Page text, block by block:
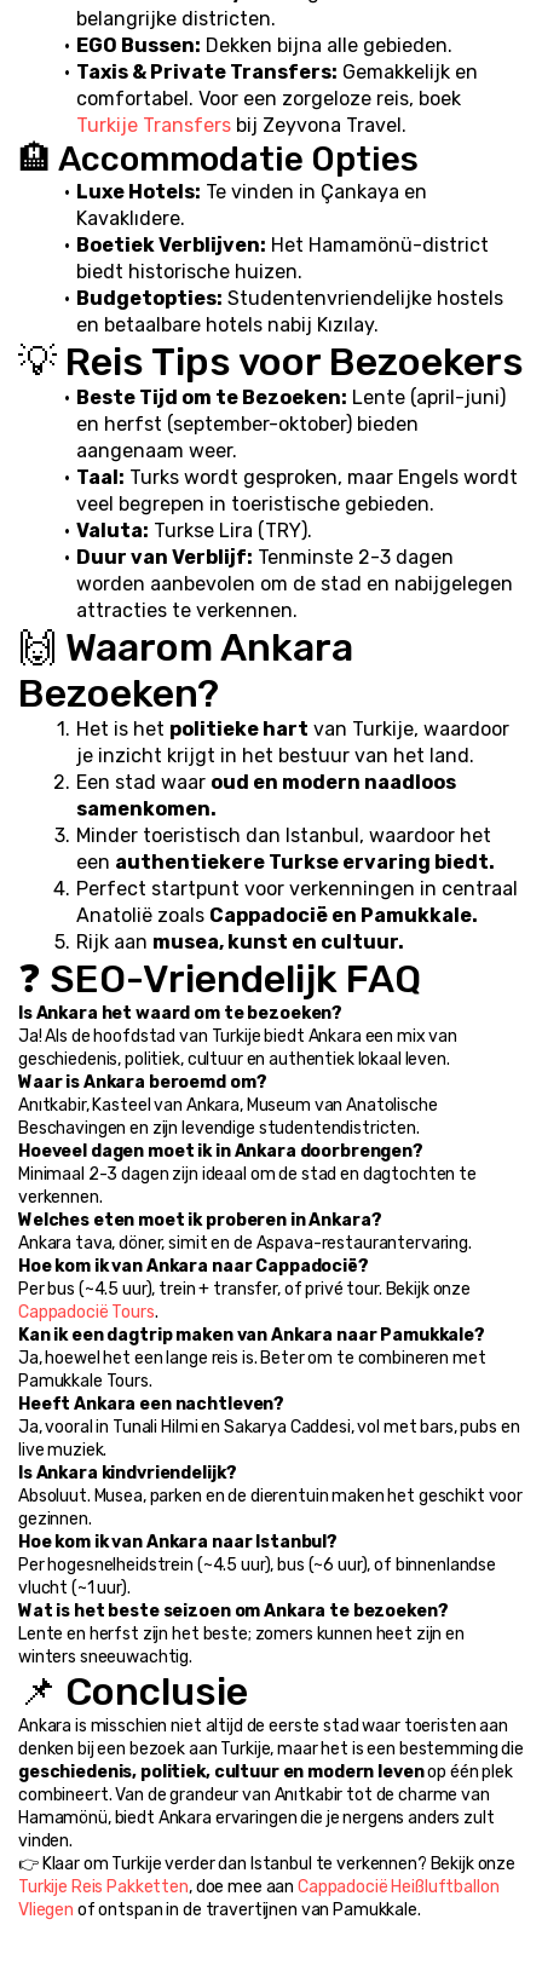
belangrijke districten.
EGO Bussen: Dekken bijna alle gebieden.
Taxis & Private Transfers: Gemakkelijk en
Turkije Transfers bij Zeyvona Travel.
🏨 Accommodatie Opties
Luxe Hotels: Te vinden in Çankaya en
Kavaklıdere.
Boetiek Verblijven: Het Hamamönü-district
biedt historische huizen.
Budgetopties: Studentenvriendelijke hostels
en betaalbare hotels nabij Kızılay.
💡 Reis Tips voor Bezoekers
Beste Tijd om te Bezoeken: Lente (april-juni)
en herfst (september-oktober) bieden
aangenaam weer.
Taal: Turks wordt gesproken, maar Engels wordt
veel begrepen in toeristische gebieden.
Valuta: Turkse Lira (TRY).
Duur van Verblijf: Tenminste 2-3 dagen
worden aanbevolen om de stad en nabijgelegen
attracties te verkennen.
🙌 Waarom Ankara
Bezoeken?
Het is het politieke hart van Turkije, waardoor
je inzicht krijgt in het bestuur van het land.
Een stad waar oud en modern naadloos
samenkomen.
Minder toeristisch dan Istanbul, waardoor het
een authentiekere Turkse ervaring biedt.
Perfect startpunt voor verkenningen in centraal
Anatolië zoals Cappadocië en Pamukkale.
Rijk aan musea, kunst en cultuur.
❓ SEO-Vriendelijk FAQ
Is Ankara het waard om te bezoeken?
Ja! Als de hoofdstad van Turkije biedt Ankara een mix van
geschiedenis, politiek, cultuur en authentiek lokaal leven.
Waar is Ankara beroemd om?
Anıtkabir, Kasteel van Ankara, Museum van Anatolische
Beschavingen en zijn levendige studentendistricten.
Hoeveel dagen moet ik in Ankara doorbrengen?
Minimaal 2-3 dagen zijn ideaal om de stad en dagtochten te
verkennen.
Welches eten moet ik proberen in Ankara?
Ankara tava, döner, simit en de Aspava-restaurantervaring.
Hoe kom ik van Ankara naar Cappadocië?
Cappadocië Tours.
Kan ik een dagtrip maken van Ankara naar Pamukkale?
Ja, hoewel het een lange reis is. Beter om te combineren met
Pamukkale Tours.
Heeft Ankara een nachtleven?
Ja, vooral in Tunali Hilmi en Sakarya Caddesi, vol met bars, pubs en
live muziek.
Is Ankara kindvriendelijk?
Absoluut. Musea, parken en de dierentuin maken het geschikt voor
gezinnen.
Hoe kom ik van Ankara naar Istanbul?
Per hogesnelheidstrein (~4.5 uur), bus (~6 uur), of binnenlandse
vlucht (~1 uur).
Wat is het beste seizoen om Ankara te bezoeken?
Lente en herfst zijn het beste; zomers kunnen heet zijn en
winters sneeuwachtig.
📌 Conclusie
Ankara is misschien niet altijd de eerste stad waar toeristen aan
geschiedenis, politiek, cultuur en modern leven op één plek
combineert. Van de grandeur van Anıtkabir tot de charme van
Hamamönü, biedt Ankara ervaringen die je nergens anders zult
vinden.
Turkije Reis Pakketten, doe mee aan Cappadocië Heißluftballon
Vliegen of ontspan in de travertijnen van Pamukkale.